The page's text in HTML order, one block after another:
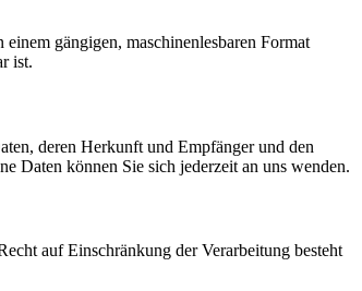
gängigen, maschinenlesbaren Format
ist.
deren Herkunft und Empfänger und den
Daten können Sie sich jederzeit an uns wenden.
auf Einschränkung der Verarbeitung besteht